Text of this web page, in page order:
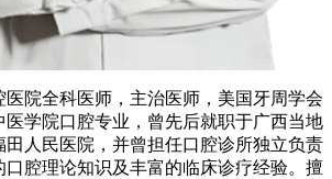
全科医师，主治医师，美国牙周学会
医学院口腔专业，曾先后就职于广西当地
田人民医院，并曾担任口腔诊所独立负责
口腔理论知识及丰富的临床诊疗经验。擅